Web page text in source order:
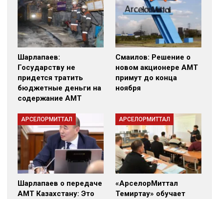
Шарлапаев:
Государству не
придется тратить
бюджетные деньги на
содержание АМТ
Смаилов: Решение о
новом акционере АМТ
примут до конца
ноября
АРСЕЛОРМИТТАЛ
Шарлапаев о передаче
АМТ Казахстану: Это
АРСЕЛОРМИТТАЛ
«АрселорМиттал
Темиртау» обучает